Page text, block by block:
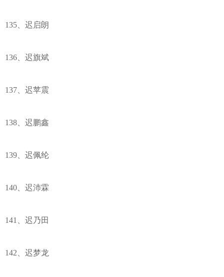
135、迟启朗
136、迟旗斌
137、迟苹震
138、迟鹏鑫
139、迟佩纶
140、迟沛霖
141、迟乃田
142、迟梦龙